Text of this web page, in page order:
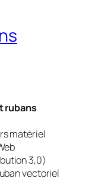
rubans
matériel
3,0)
vectoriel